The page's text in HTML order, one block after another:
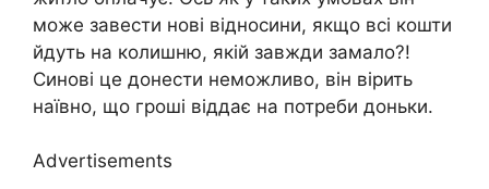
може завести нові відносини, якщо всі кошти
йдуть на колишню, якій завжди замало?!
Синові це донести неможливо, він вірить
наївно, що гроші віддає на потреби доньки.
Advertisements